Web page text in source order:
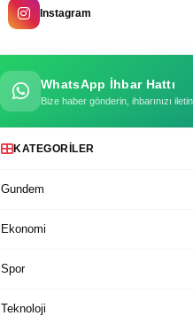
Instagram
WhatsApp İhbar Hattı
Bize haber gönderin, ihbarınızı iletin
KATEGORILER
Gundem
Ekonomi
Spor
Teknoloji